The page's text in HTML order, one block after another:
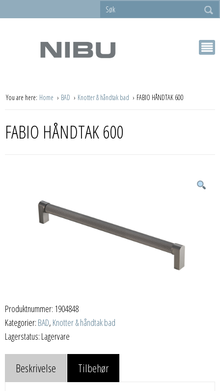
You are here: Home BAD Knotter & håndtak bad FABIO HÅNDTAK 600
FABIO HÅNDTAK 600
Produktnummer: 1904848
Kategorier: BAD, Knotter & håndtak bad
Lagerstatus: Lagervare
Beskrivelse Tilbehør